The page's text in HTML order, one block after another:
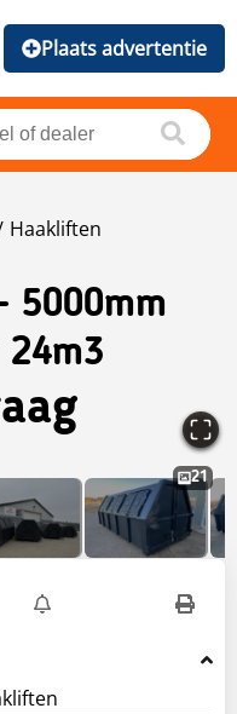
Plaats advertentie
Haakliften
5000mm
21